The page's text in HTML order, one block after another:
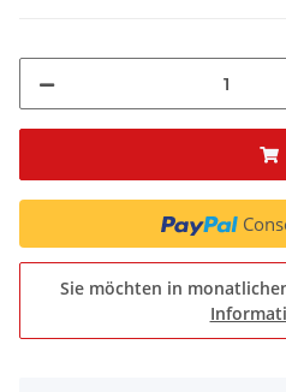
Sie möchten in